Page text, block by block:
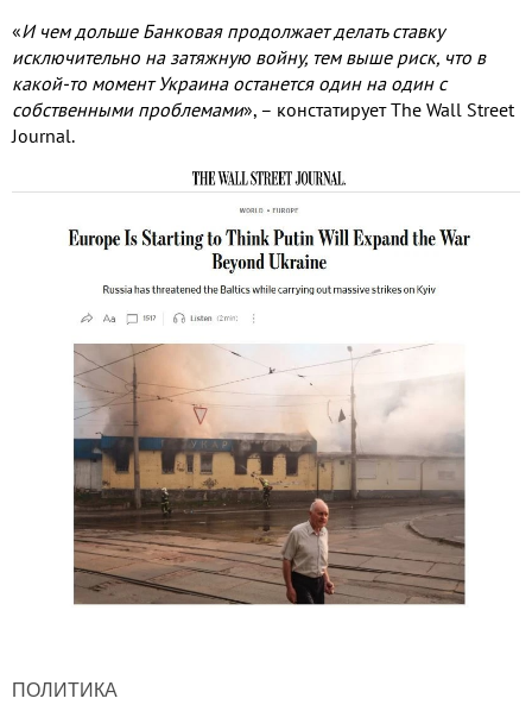
«И чем дольше Банковая продолжает делать ставку
исключительно на затяжную войну, тем выше риск, что в
какой-то момент Украина останется один на один с
собственными проблемами», – констатирует The Wall Street
Journal.
ПОЛИТИКА